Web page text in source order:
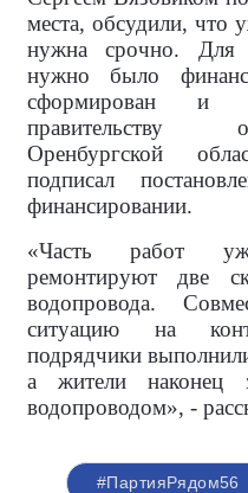
места, обсудили, что
нужна срочно. Для
нужно было
сформирован и
правительству
Оренбургской
подписал
финансировании.
«Часть работ
ремонтируют две
водопровода.
ситуацию на
подрядчики
а жители наконец
водопроводом», -
#ПартияРядом56